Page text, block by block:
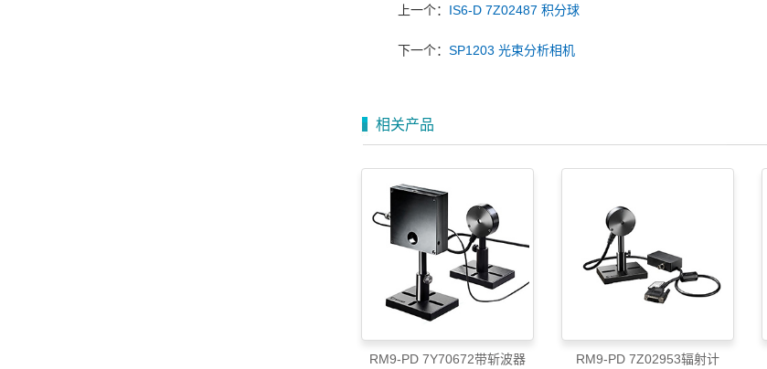
上一个： IS6-D 7Z02487 积分球
下一个： SP1203 光束分析相机
相关产品
RM9-PD 7Y70672带斩波器 RM9-PD 7Z02953辐射计